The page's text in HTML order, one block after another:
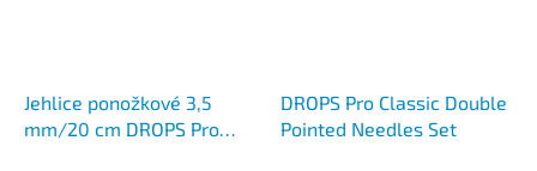
Jehlice ponožkové 3,5
mm/20 cm DROPS Pro
DROPS Pro Classic Double
Pointed Needles Set